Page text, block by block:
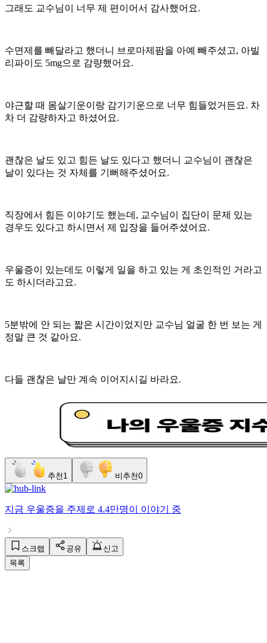
그래도 교수님이 너무 제 편이어서 감사했어요.
수면제를 빼달라고 했더니 브로마제팜을 아예 빼주셨고, 아빌
리파이도 5mg으로 감량했어요.
야근할 때 몸살기운이랑 감기기운으로 너무 힘들었거든요. 차
차 더 감량하자고 하셨어요.
괜찮은 날도 있고 힘든 날도 있다고 했더니 교수님이 괜찮은
날이 있다는 것 자체를 기뻐해주셨어요.
직장에서 힘든 이야기도 했는데, 교수님이 집단이 문제 있는
경우도 있다고 하시면서 제 입장을 들어주셨어요.
우울증이 있는데도 이렇게 일을 하고 있는 게 초인적인 거라고
도 하시더라고요.
5분밖에 안 되는 짧은 시간이었지만 교수님 얼굴 한 번 보는 게
정말 큰 것 같아요.
다들 괜찮은 날만 계속 이어지시길 바라요.
추천 1 비추천0
지금 우울증을 주제로 4.4만명이 이야기 중
스크랩 공유
신고
목록